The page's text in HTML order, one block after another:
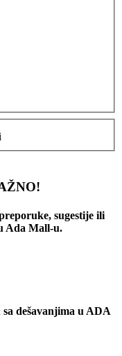
sugestije ili
Ada Mall-u.
dešavanjima u ADA